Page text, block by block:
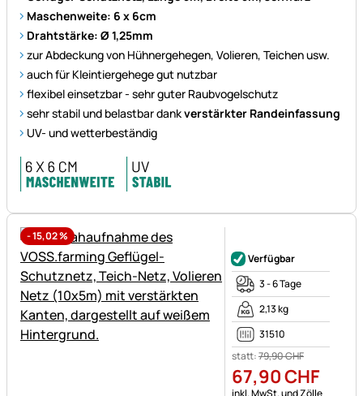
Maschenweite: 6 x 6cm
Drahtstärke: Ø 1,25mm
zur Abdeckung von Hühnergehegen, Volieren, Teichen usw.
auch für Kleintiergehege gut nutzbar
flexibel einsetzbar - sehr guter Raubvogelschutz
sehr stabil und belastbar dankverstärkter Randeinfassung
UV- und wetterbeständig
-15,02%
Verfügbar
3 - 6 Tage
2,13 kg
31510
statt:79,90CHF
67,90CHF
Steuerhinweis: